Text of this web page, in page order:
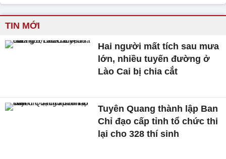
TIN MỚI
Hai người mất tích sau mưa
lớn, nhiều tuyến đường ở
Lào Cai bị chia cắt
Tuyên Quang thành lập Ban
Chỉ đạo cấp tỉnh tổ chức thi
lại cho 328 thí sinh